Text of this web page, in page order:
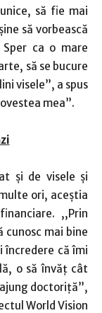
să fie mai
să vorbească
ca o mare
să se bucure
visele”, a spus
mea”.
şi de visele şi
ori, aceştia
,,Prin
mai bine
încredere că îmi
o să învăţ cât
doctoriţă”,
World Vision